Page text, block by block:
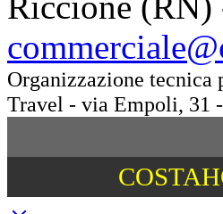
Organizzazione
Travel - via Empoli, 31